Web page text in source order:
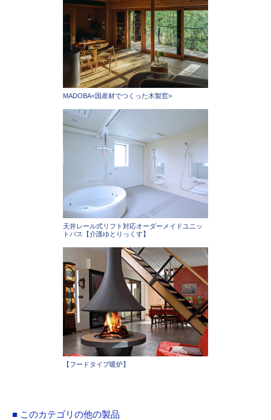
MADOBA<国産材でつくった木製窓>
天井レール式リフト対応オーダーメイドユニッ
トバス【介護ゆとりっくす】
【フードタイプ暖炉】
■ このカテゴリの他の製品